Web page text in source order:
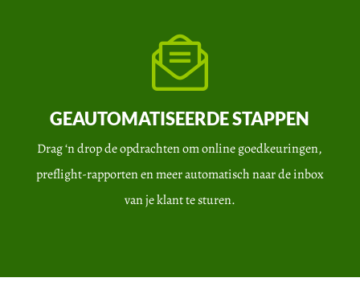
GEAUTOMATISEERDE STAPPEN
Drag ‘n drop de opdrachten om online goedkeuringen,
preflight-rapporten en meer automatisch naar de inbox
van je klant te sturen.